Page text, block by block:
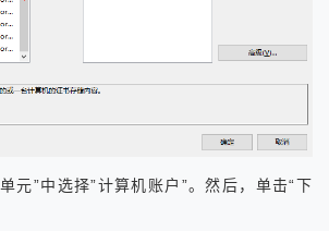
元”中选择”计算机账户”。然后，单击“下